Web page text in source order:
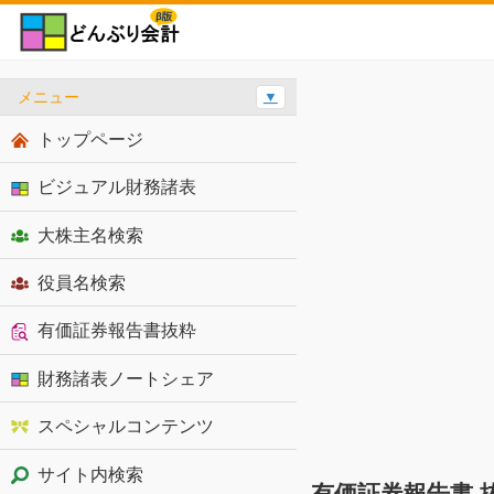
メニュー ▼
トップページ
ビジュアル財務諸表
大株主名検索
役員名検索
有価証券報告書抜粋
財務諸表ノートシェア
スペシャルコンテンツ
サイト内検索